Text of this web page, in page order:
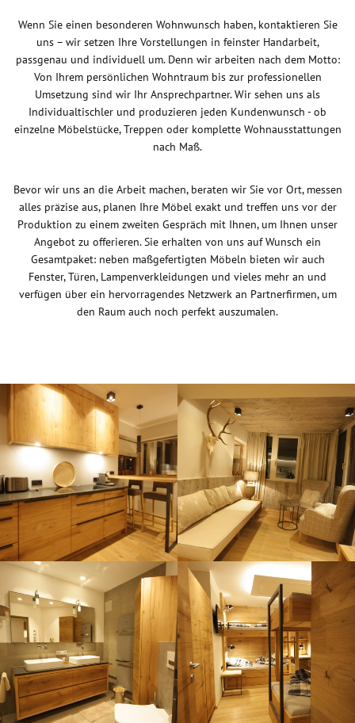
Wenn Sie einen besonderen Wohnwunsch haben, kontaktieren Sie
uns – wir setzen Ihre Vorstellungen in feinster Handarbeit,
passgenau und individuell um. Denn wir arbeiten nach dem Motto:
Von Ihrem persönlichen Wohntraum bis zur professionellen
Umsetzung sind wir Ihr Ansprechpartner. Wir sehen uns als
Individualtischler und produzieren jeden Kundenwunsch - ob
einzelne Möbelstücke, Treppen oder komplette Wohnausstattungen
nach Maß.
Bevor wir uns an die Arbeit machen, beraten wir Sie vor Ort, messen
alles präzise aus, planen Ihre Möbel exakt und treffen uns vor der
Produktion zu einem zweiten Gespräch mit Ihnen, um Ihnen unser
Angebot zu offerieren. Sie erhalten von uns auf Wunsch ein
Gesamtpaket: neben maßgefertigten Möbeln bieten wir auch
Fenster, Türen, Lampenverkleidungen und vieles mehr an und
verfügen über ein hervorragendes Netzwerk an Partnerfirmen, um
den Raum auch noch perfekt auszumalen.